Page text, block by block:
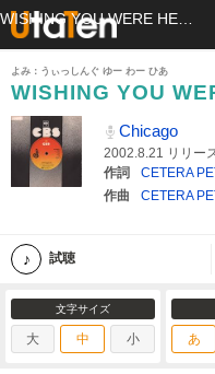
よみ：うぃっしんぐ ゆー わー ひあ
WISHING YOU
Chicago
2002.8.21 リリー
作詞
CETERA
作曲
CETERA
試聴
文字サイズ
大 中 小 あ